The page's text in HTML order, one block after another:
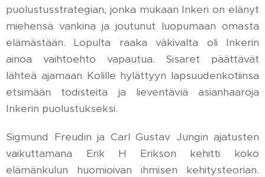
puolustusstrategian, jonka mukaan Inkeri on elänyt
miehensä vankina ja joutunut luopumaan omasta
elämästään. Lopulta raaka väkivalta oli Inkerin
ainoa vaihtoehto vapautua. Sisaret päättävät
lähteä ajamaan Kolille hylättyyn lapsuudenkotiinsa
etsimään todisteita ja lieventäviä asianhaaroja
Inkerin puolustukseksi.
Sigmund Freudin ja Carl Gustav Jungin ajatusten
vaikuttamana Erik H Erikson kehitti koko
elämänkulun huomioivan ihmisen kehitysteorian.